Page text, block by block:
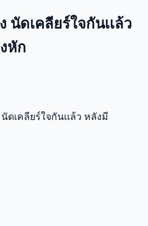
นัดเคลียร์ใจกันเเล้ว
หัก